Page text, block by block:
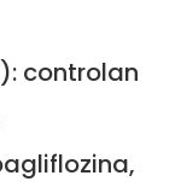
controlan